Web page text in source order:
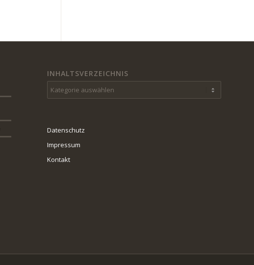
INHALTSVERZEICHNIS
Datenschutz
Impressum
Kontakt